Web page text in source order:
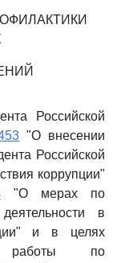
Российской
"О внесении
Российской
коррупции"
"О мерах по
в
и в целях
работы по